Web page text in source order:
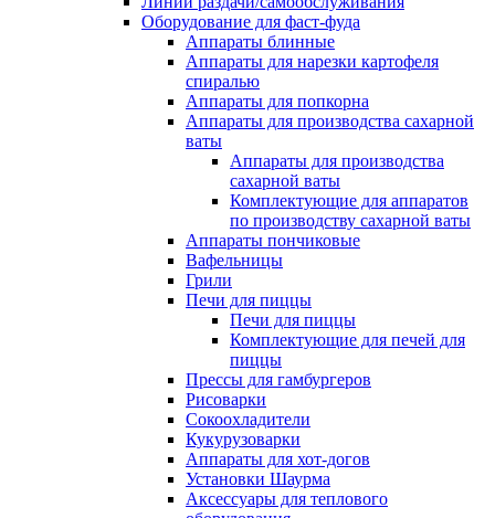
Оборудование для фаст-фуда
Аппараты блинные
Аппараты для нарезки картофеля
спиралью
Аппараты для попкорна
Аппараты для производства сахарной
ваты
Аппараты для производства
сахарной ваты
Комплектующие для аппаратов
по производству сахарной ваты
Аппараты пончиковые
Вафельницы
Грили
Печи для пиццы
Печи для пиццы
Комплектующие для печей для
пиццы
Прессы для гамбургеров
Рисоварки
Сокоохладители
Кукурузоварки
Аппараты для хот-догов
Установки Шаурма
Аксессуары для теплового